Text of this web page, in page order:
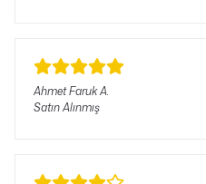
Ahmet FarukA.
Satın Alınmış